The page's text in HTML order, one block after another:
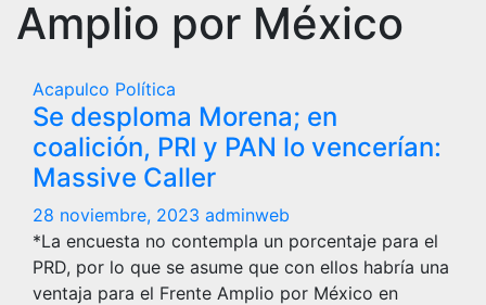
Amplio por México
Acapulco Política
Se desploma Morena; en
coalición, PRI y PAN lo vencerían:
Massive Caller
28 noviembre, 2023 adminweb
*La encuesta no contempla un porcentaje para el
PRD, por lo que se asume que con ellos habría una
ventaja para el Frente Amplio por México en